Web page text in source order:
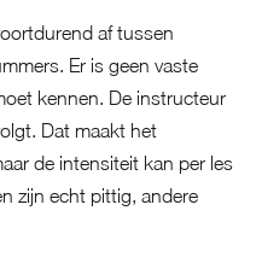
af tussen
Er is geen vaste
kennen. De instructeur
Dat maakt het
de intensiteit kan per les
zijn echt pittig, andere